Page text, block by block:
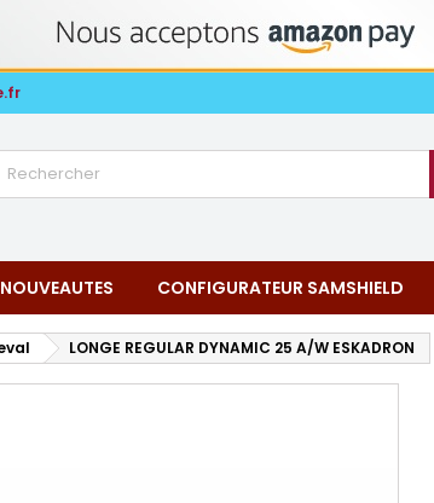
NOUVEAUTES CONFIGURATEUR SAMSHIELD
LONGE REGULAR DYNAMIC 25 A/W ESKADRON